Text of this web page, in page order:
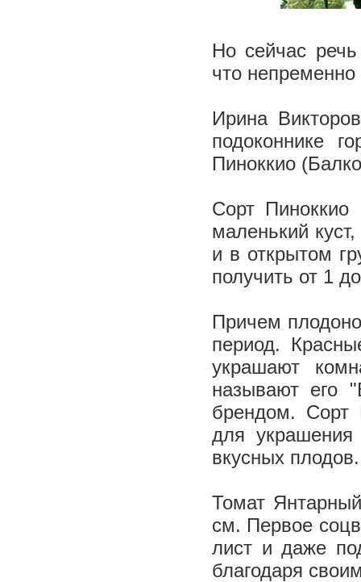
Но сейчас
что непременно
Ирина
подоконнике
Пиноккио
Сорт
маленький
и в открытом
получить от 1
Причем
период.
украшают
называют его
брендом. Сорт
для
вкусных плодов.
Томат
см. Первое
лист и даже
благодаря